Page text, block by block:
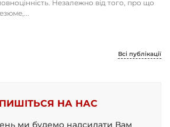
Незалежно від того, про що
Всі публікації
НА НАС
ми будемо надсилати Вам